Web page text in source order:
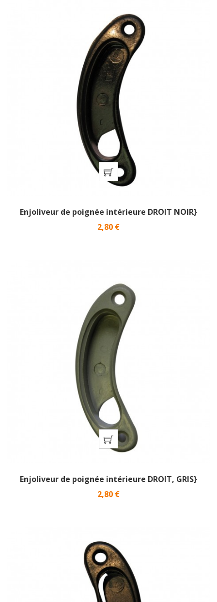
Enjoliveur de poignée intérieure DROIT NOIR}
Prix
2,80 €
Enjoliveur de poignée intérieure DROIT, GRIS}
Prix
2,80 €